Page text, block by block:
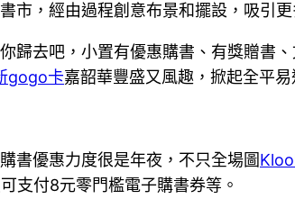
市，經由過程創意布景和擺設，吸引
歸去吧，小置有優惠購書、有獎贈書
gogo卡嘉韶華豐盛又風趣，掀起全平易
書優惠力度很是年夜，不只全場圖
付8元零門檻電子購書券等。